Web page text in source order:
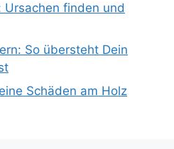
Ursachen finden und
So übersteht Dein
Schäden am Holz